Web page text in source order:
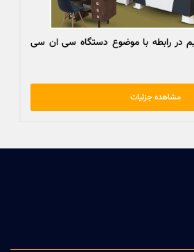
در رابطه با موضوع دستگاه سی ان سی
مشاهده جزئیات